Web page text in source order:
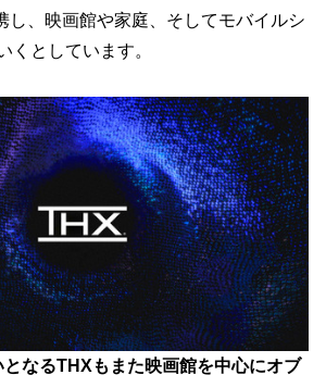
し、映画館や家庭、そしてモバイルシ
くとしています。
となるTHXもまた映画館を中心にオブ